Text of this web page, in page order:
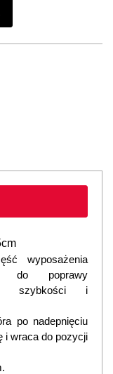
wyposażenia
do poprawy
szybkości i
po nadepnięciu
i wraca do pozycji